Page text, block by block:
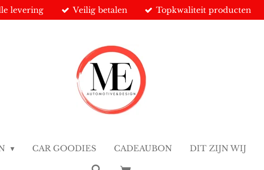
levering Veilig betalen Topkwaliteit producten
CAR GOODIES CADEAUBON DIT ZIJN WIJ